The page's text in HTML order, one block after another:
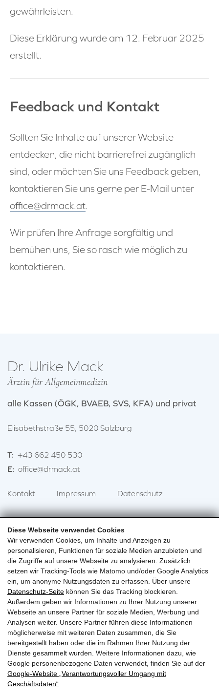
Diese Webseite verwendet Cookies
Wir verwenden Cookies, um Inhalte und Anzeigen zu
personalisieren, Funktionen für soziale Medien anzubieten und
die Zugriffe auf unsere Webseite zu analysieren. Zusätzlich
setzen wir Tracking-Tools wie Matomo und/oder Google Analytics
ein, um anonyme Nutzungsdaten zu erfassen. Über unsere
Datenschutz-Seite können Sie das Tracking blockieren.
Außerdem geben wir Informationen zu Ihrer Nutzung unserer
Webseite an unsere Partner für soziale Medien, Werbung und
Analysen weiter. Unsere Partner führen diese Informationen
möglicherweise mit weiteren Daten zusammen, die Sie
bereitgestellt haben oder die im Rahmen Ihrer Nutzung der
Dienste gesammelt wurden. Weitere Informationen dazu, wie
Google personenbezogene Daten verwendet, finden Sie auf der
Google‑Website „Verantwortungsvoller Umgang mit
Geschäftsdaten“
gewährleisten.
Diese Erklärung wurde am 12. Februar 2025
erstellt.
Feedback und Kontakt
Sollten Sie Inhalte auf unserer Website
entdecken, die nicht barrierefrei zugänglich
sind, oder möchten Sie uns Feedback geben,
kontaktieren Sie uns gerne per E-Mail unter
office@drmack.at.
Wir prüfen Ihre Anfrage sorgfältig und
bemühen uns, Sie so rasch wie möglich zu
kontaktieren.
Dr. Ulrike Mack
Ärztin für Allgemeinmedizin
alle Kassen (ÖGK, BVAEB, SVS, KFA) und privat
Elisabethstraße 55, 5020 Salzburg
T: +43 662 450 530
E: office@drmack.at
Kontakt Impressum Datenschutz
https://www.google.com/maps/embed?